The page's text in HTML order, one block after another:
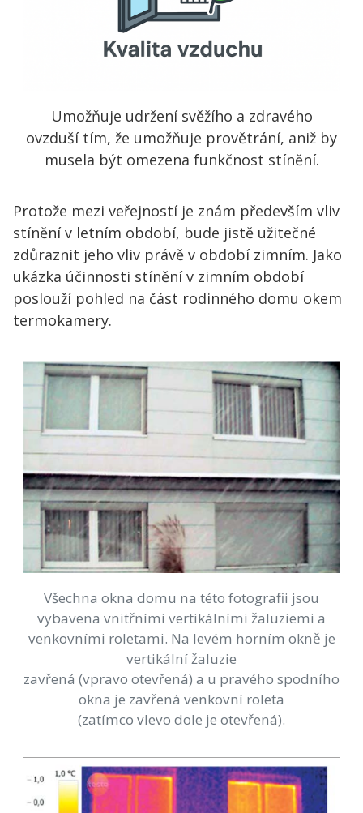
Umožňuje udržení svěžího a zdravého
ovzduší tím, že umožňuje provětrání, aniž by
musela být omezena funkčnost stínění.
Protože mezi veřejností je znám především vliv
stínění v letním období, bude jistě užitečné
zdůraznit jeho vliv právě v období zimním. Jako
ukázka účinnosti stínění v zimním období
poslouží pohled na část rodinného domu okem
termokamery.
Všechna okna domu na této fotografii jsou
vybavena vnitřními vertikálními žaluziemi a
venkovními roletami. Na levém horním okně je
vertikální žaluzie
zavřená (vpravo otevřená) a u pravého spodního
okna je zavřená venkovní roleta
(zatímco vlevo dole je otevřená).